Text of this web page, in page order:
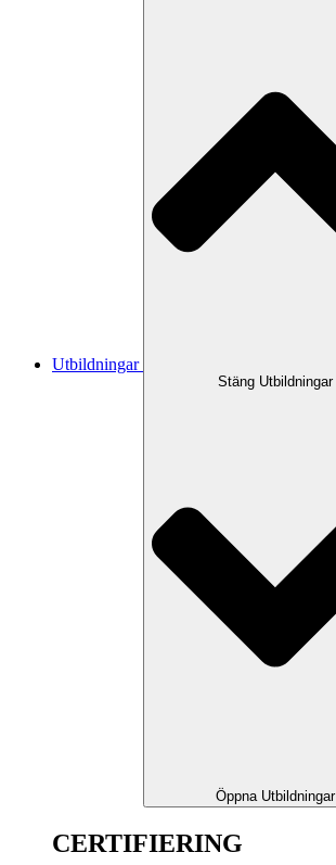
Utbildningar
Stäng Utbildningar
Öppna Utbildningar
CERTIFIERING